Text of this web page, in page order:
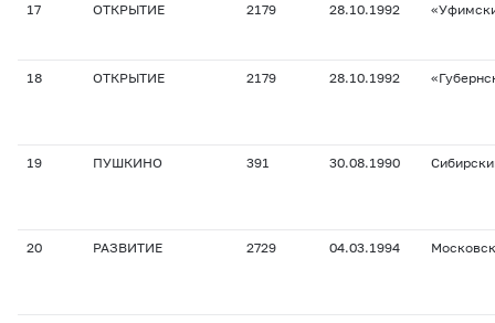
17 ОТКРЫТИЕ 2179 28.10.1992
18 ОТКРЫТИЕ 2179 28.10.1992
19 ПУШКИНО 391 30.08.1990
20 РАЗВИТИЕ 2729 04.03.1994